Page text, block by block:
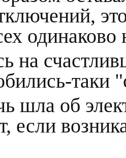
одинаково
на
таки
шла об
если